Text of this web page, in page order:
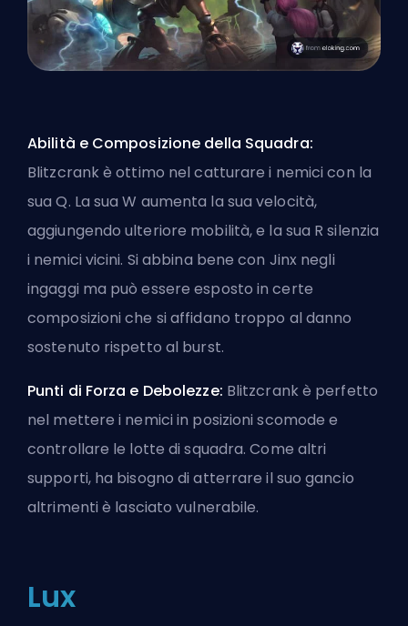
Abilità e Composizione della Squadra:
Blitzcrank è ottimo nel catturare i nemici con la
sua Q. La sua W aumenta la sua velocità,
aggiungendo ulteriore mobilità, e la sua R silenzia
i nemici vicini. Si abbina bene con Jinx negli
ingaggi ma può essere esposto in certe
composizioni che si affidano troppo al danno
sostenuto rispetto al burst.
Punti di Forza e Debolezze: Blitzcrank è perfetto
nel mettere i nemici in posizioni scomode e
controllare le lotte di squadra. Come altri
supporti, ha bisogno di atterrare il suo gancio
altrimenti è lasciato vulnerabile.
Lux